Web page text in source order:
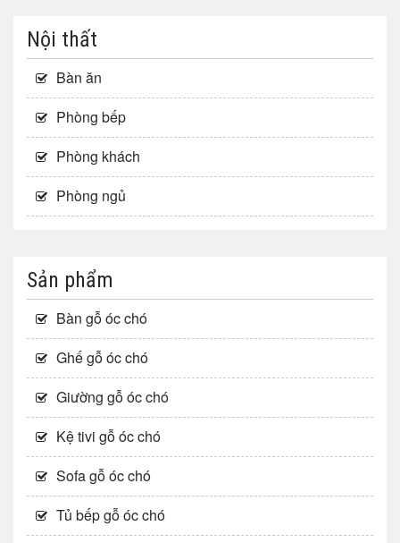
Nội thất
Bàn ăn
Phòng bếp
Phòng khách
Phòng ngủ
Sản phẩm
Bàn gỗ óc chó
Ghế gỗ óc chó
Giường gỗ óc chó
Kệ tivi gỗ óc chó
Sofa gỗ óc chó
Tủ bếp gỗ óc chó